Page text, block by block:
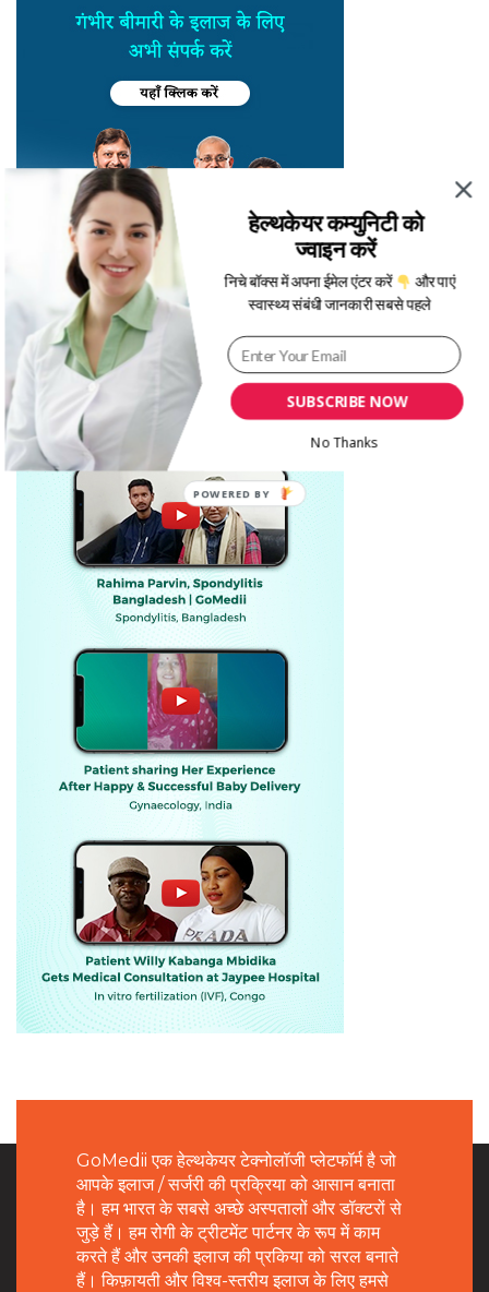
GoMedii एक हेल्थकेयर टेक्नोलॉजी प्लेटफॉर्म है जो
आपके इलाज / सर्जरी की प्रक्रिया को आसान बनाता
है। हम भारत के सबसे अच्छे अस्पतालों और डॉक्टरों से
जुड़े हैं। हम रोगी के ट्रीटमेंट पार्टनर के रूप में काम
करते हैं और उनकी इलाज की प्रकिया को सरल बनाते
हैं। किफ़ायती और विश्व-स्तरीय इलाज के लिए हमसे
SUBSCRIBE NOW
हेल्थकेयर कम्युनिटी को
ज्वाइन करें
निचे बॉक्स में अपना ईमेल एंटर करें
और पाएं
स्वास्थ्य संबंधी जानकारी सबसे पहले
No Thanks
POWERED BY